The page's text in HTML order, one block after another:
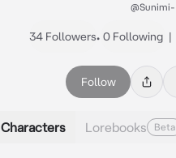
@Sunimi-
34 Followers• 0 Following |
Follow
Characters Lorebooks Beta